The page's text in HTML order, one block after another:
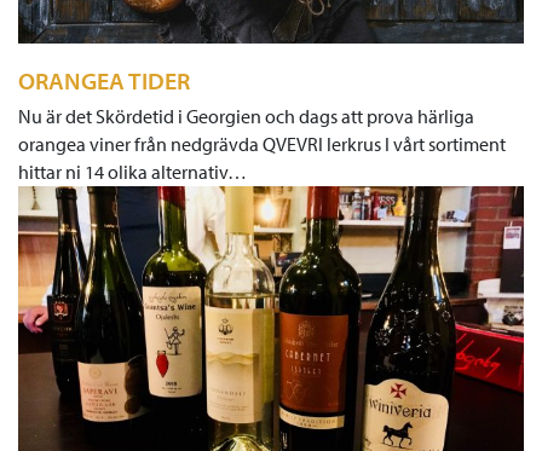
ORANGEA TIDER
Nu är det Skördetid i Georgien och dags att prova härliga
orangea viner från nedgrävda QVEVRI lerkrus I vårt sortiment
hittar ni 14 olika alternativ…